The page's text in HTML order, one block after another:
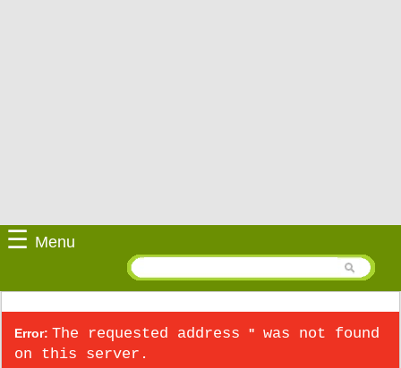
☰ Menu
Error: The requested address ''was not found
on this server.